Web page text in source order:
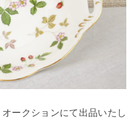
ークションにて出品いたし